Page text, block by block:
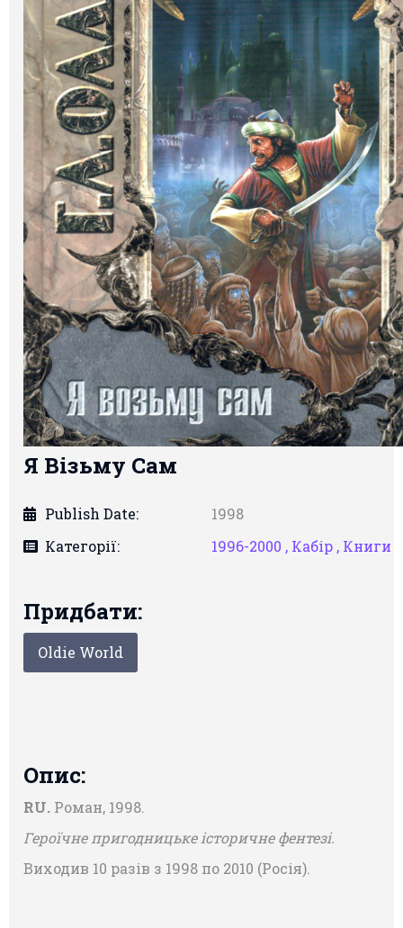
Світ Олді
Я Візьму Сам
Publish Date:
1998
Категорії:
1996-2000 , Кабір , Книги
Придбати:
Oldie World
Опис:
RU. Роман, 1998.
Героїчне пригодницьке історичне фентезі.
Виходив 10 разів з 1998 по 2010 (Росія).